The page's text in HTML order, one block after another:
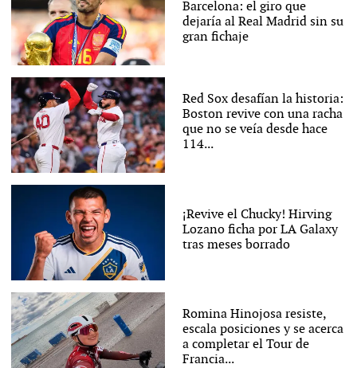
Barcelona: el giro que
dejaría al Real Madrid sin su
gran fichaje
Red Sox desafían la historia:
Boston revive con una racha
que no se veía desde hace
114...
¡Revive el Chucky! Hirving
Lozano ficha por LA Galaxy
tras meses borrado
Romina Hinojosa resiste,
escala posiciones y se acerca
a completar el Tour de
Francia...